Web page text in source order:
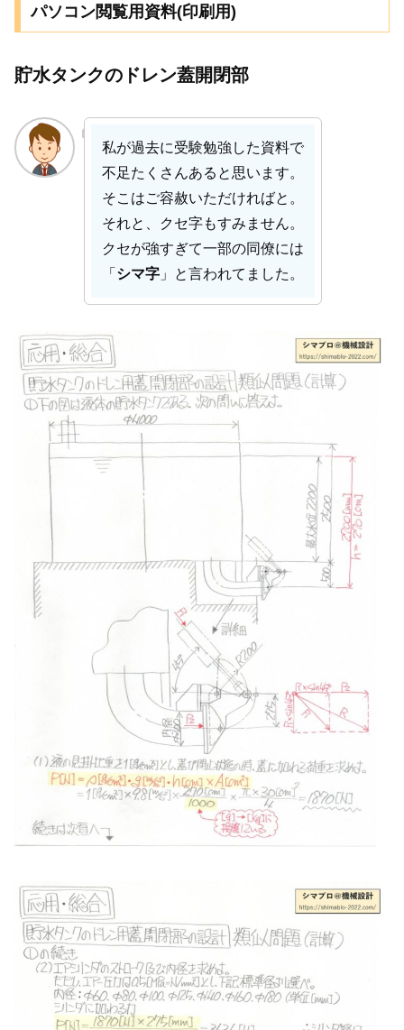
パソコン閲覧用資料(印刷用)
貯水タンクのドレン蓋開閉部
私が過去に受験勉強した資料で
不足たくさんあると思います。
そこはご容赦いただければと。
それと、クセ字もすみません。
クセが強すぎて一部の同僚には
「 シマ字」と言われてました。